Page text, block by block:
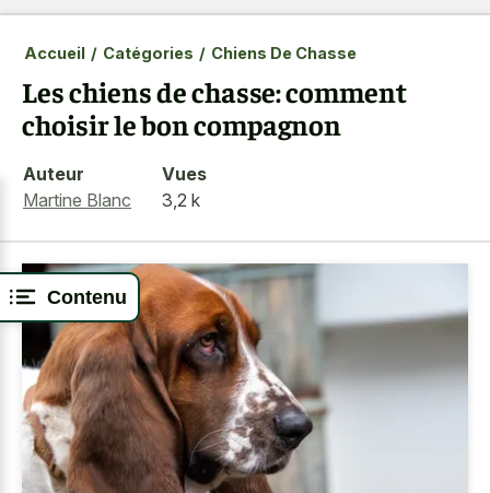
Contenu
Accueil / Catégories / Chiens De Chasse
Les chiens de chasse: comment
choisir le bon compagnon
Auteur
Martine Blanc
Vues
3,2 k